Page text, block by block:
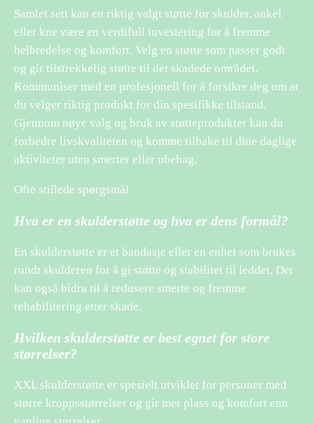
Samlet sett kan en riktig valgt støtte for skulder, ankel
eller kne være en verdifull investering for å fremme
helbredelse og komfort. Velg en støtte som passer godt
og gir tilstrekkelig støtte til det skadede området.
Kommuniser med en profesjonell for å forsikre deg om at
du velger riktig produkt for din spesifikke tilstand.
Gjennom nøye valg og bruk av støtteprodukter kan du
forbedre livskvaliteten og komme tilbake til dine daglige
aktiviteter uten smerter eller ubehag.
Ofte stillede spørgsmål
Hva er en skulderstøtte og hva er dens formål?
En skulderstøtte er et bandasje eller en enhet som brukes
rundt skulderen for å gi støtte og stabilitet til leddet. Det
kan også bidra til å redusere smerte og fremme
rehabilitering etter skade.
Hvilken skulderstøtte er best egnet for store
størrelser?
XXL skulderstøtte er spesielt utviklet for personer med
større kroppsstørrelser og gir mer plass og komfort enn